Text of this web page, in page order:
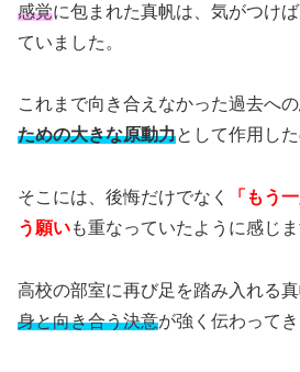
感覚に包まれた真帆は、気がつけ
ていました。
これまで向き合えなかった過去への
ための大きな原動力として作用し
そこには、後悔だけでなく
「もう
う願いも重なっていたように感じま
高校の部室に再び足を踏み入れる真
身と向き合う決意が強く伝わってき